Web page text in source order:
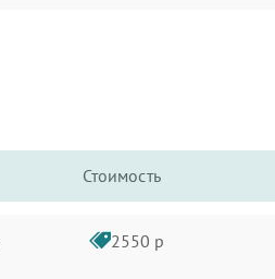
Стоимость
2550 р